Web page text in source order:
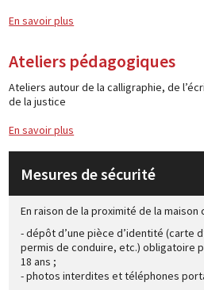
En savoir plus
Ateliers pédagogiques
Ateliers autour de la calligraphie, de
de la justice
En savoir plus
Mesures de sécurité
En raison de la proximité de la maison
- dépôt d’une pièce d’identité (carte
permis de conduire, etc.) obligatoire
18 ans ;
- photos interdites et téléphones